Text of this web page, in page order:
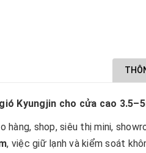
Kyungjin cho cửa cao
hàng, shop, siêu thị mini,
, việc giữ lạnh và kiểm soát